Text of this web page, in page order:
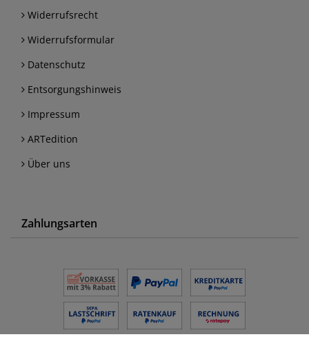
Widerrufsrecht
Widerrufsformular
Datenschutz
Entsorgungshinweis
Impressum
ARTedition
Über uns
Zahlungsarten